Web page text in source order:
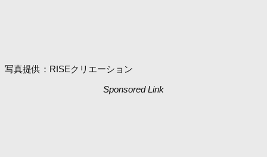
写真提供：RISEクリエーション
Sponsored Link